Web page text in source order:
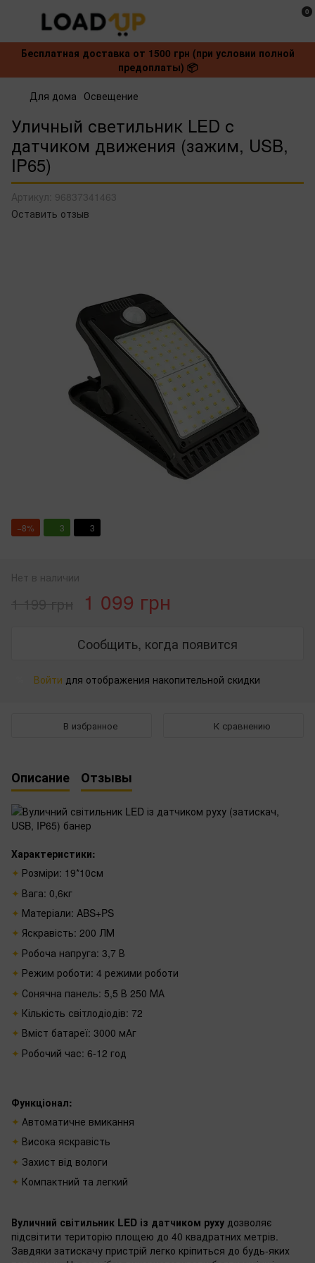
0
Бесплатная доставка от 1500 грн (при условии полной
предоплаты) 📦
Для дома Освещение
Уличный светильник LED с
датчиком движения (зажим, USB,
IP65)
Артикул: 96837341463
Оставить отзыв
−8% 3 3
Нет в наличии
1 099 грн
Сообщить, когда появится
Войти для отображения накопительной скидки
В избранное К сравнению
Описание Отзывы
Характеристики:
Розміри: 19*10см
Вага: 0,6кг
Матеріали: ABS+PS
Яскравість: 200 ЛМ
Робоча напруга: 3,7 В
Режим роботи: 4 режими роботи
Сонячна панель: 5,5 В 250 МА
Кількість світлодіодів: 72
Вміст батареї: 3000 мАг
Робочий час: 6-12 год
Функціонал:
Автоматичне вмикання
Висока яскравість
Захист від вологи
Компактний та легкий
Вуличний світильник LED із датчиком руху дозволяє
підсвітити територію площею до 40 квадратних метрів.
Завдяки затискачу пристрій легко кріпиться до будь-яких